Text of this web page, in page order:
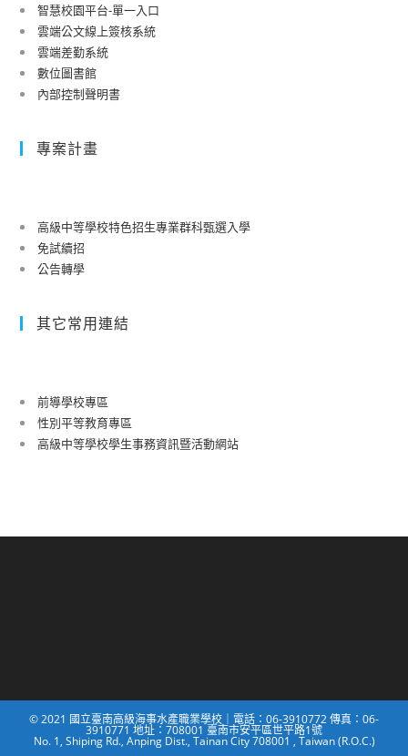
智慧校園平台-單一入口
雲端公文線上簽核系統
雲端差勤系統
數位圖書館
內部控制聲明書
專案計畫
高級中等學校特色招生專業群科甄選入學
免試續招
公告轉學
其它常用連結
前導學校專區
性別平等教育專區
高級中等學校學生事務資訊暨活動網站
© 2021 國立臺南高級海事水產職業學校｜電話：06-3910772 傳真：06-
3910771 地址：708001 臺南市安平區世平路1號
No. 1, Shiping Rd., Anping Dist., Tainan City 708001 , Taiwan (R.O.C.)